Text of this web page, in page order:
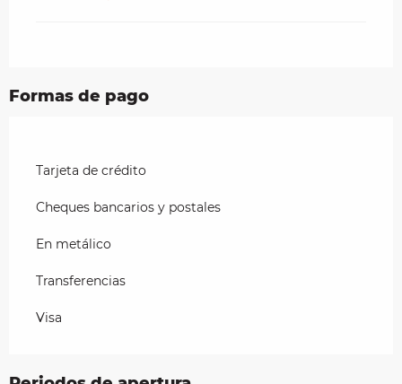
Formas de pago
Tarjeta de crédito
Cheques bancarios y postales
En metálico
Transferencias
Visa